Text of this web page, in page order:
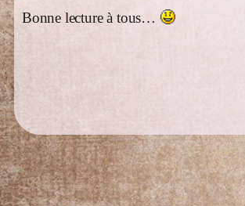
Bonne lecture à tous…